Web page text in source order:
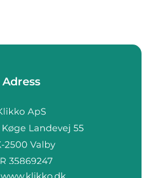
Adress
www.klikko.dk